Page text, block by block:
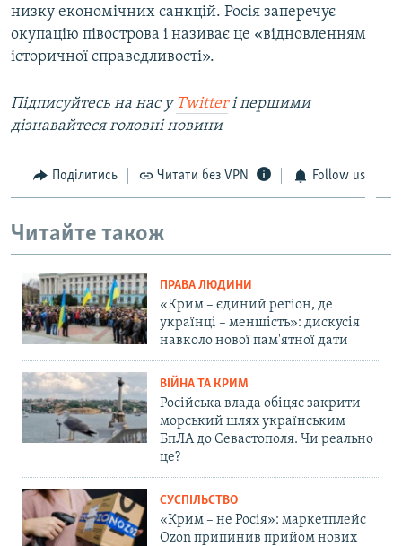
низку економічних санкцій. Росія заперечує
окупацію півострова і називає це «відновленням
історичної справедливості».
Підписуйтесь на наc у Twitterі першими
дізнавайтеся головні новини
Поділитись Читати без VPN Follow us
Читайте також
ПРАВА ЛЮДИНИ
«Крим – єдиний регіон, де
українці – меншість»: дискусія
навколо нової пам'ятної дати
ВІЙНА ТА КРИМ
Російська влада обіцяє закрити
морський шлях українським
БпЛА до Севастополя. Чи реально
це?
СУСПІЛЬСТВО
«Крим – не Росія»: маркетплейс
Ozon припинив прийом нових